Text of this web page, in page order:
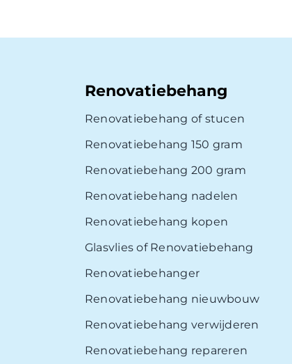
Renovatiebehang
Renovatiebehang of stucen
Renovatiebehang 150 gram
Renovatiebehang 200 gram
Renovatiebehang nadelen
Renovatiebehang kopen
Glasvlies of Renovatiebehang
Renovatiebehanger
Renovatiebehang nieuwbouw
Renovatiebehang verwijderen
Renovatiebehang repareren